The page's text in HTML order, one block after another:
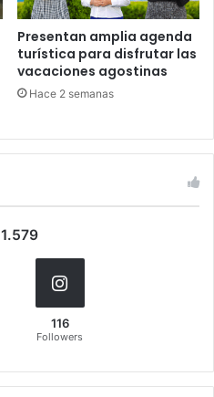
Presentan amplia agenda
turística para disfrutar las
vacaciones agostinas
Hace 2 semanas
1.579
116
Followers